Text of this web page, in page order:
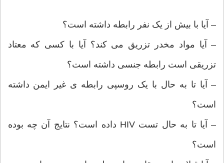
– آیا با بیش از یک نفر رابطه داشته است؟
– آیا مواد مخدر تزریق می کند؟ آیا با کسی که معتاد
تزریقی است رابطه جنسی داشته است؟
– آیا تا به حال با یک روسپی رابطه ی غیر ایمن داشته
است؟
– آیا تا به حال تست HIV داده است؟ نتایج آن چه بوده
است؟